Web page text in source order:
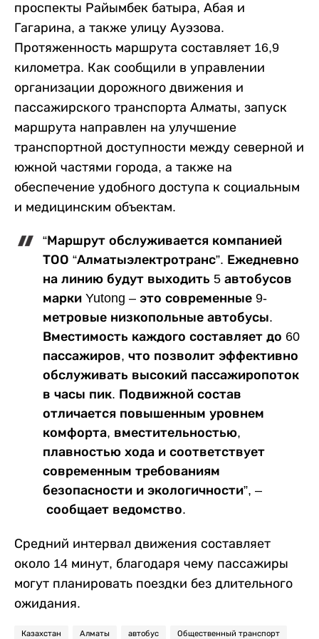
проспекты Райымбек батыра, Абая и
Гагарина, а также улицу Ауэзова.
Протяженность маршрута составляет 16,9
километра. Как сообщили в управлении
организации дорожного движения и
пассажирского транспорта Алматы, запуск
маршрута направлен на улучшение
транспортной доступности между северной и
южной частями города, а также на
обеспечение удобного доступа к социальным
и медицинским объектам.
“Маршрут обслуживается компанией
ТОО “Алматыэлектротранс”. Ежедневно
на линию будут выходить 5 автобусов
марки Yutong – это современные 9-
метровые низкопольные автобусы.
Вместимость каждого составляет до 60
пассажиров, что позволит эффективно
обслуживать высокий пассажиропоток
в часы пик. Подвижной состав
отличается повышенным уровнем
комфорта, вместительностью,
плавностью хода и соответствует
современным требованиям
безопасности и экологичности”, –
сообщает ведомство.
Средний интервал движения составляет
около 14 минут, благодаря чему пассажиры
могут планировать поездки без длительного
ожидания.
Казахстан Алматы автобус Общественный транспорт